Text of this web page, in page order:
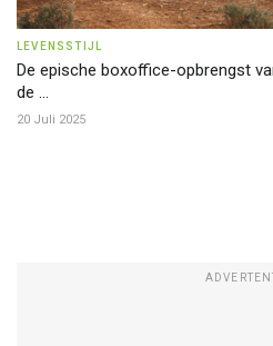
LEVENSSTIJL
De epische boxoffice-opbrengst
de ...
20 Juli 2025